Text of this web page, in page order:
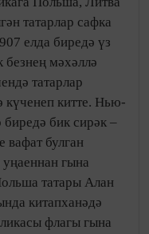
татарлар сафка
елда биредә үз
безнең мәхәллә
татарлар
китте. Нью-
биредә бик сирәк –
вафат булган
гына
татары Алан
китапханәдә
флагы гына